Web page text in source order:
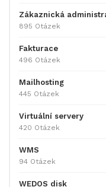
Zákaznická
895 Otázek
Fakturace
496 Otázek
Mailhosting
445 Otázek
Virtuální servery
420 Otázek
WMS
94 Otázek
WEDOS disk